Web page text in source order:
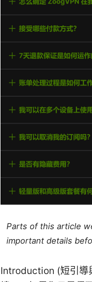
Parts of this article
important details
Introduction (短引導